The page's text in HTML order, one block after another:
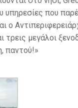
που
μεγάλοι
παντού!»